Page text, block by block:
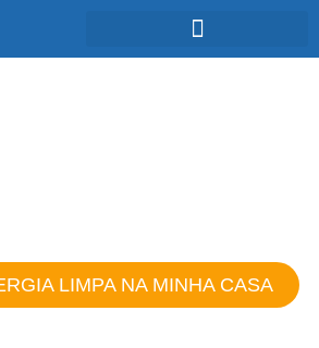
LIMPA NA MINHA CASA